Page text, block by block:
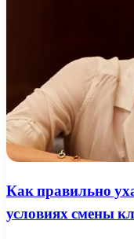
Как правильно
условиях смены